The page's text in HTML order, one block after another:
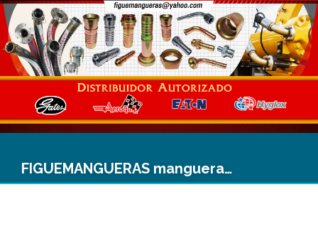
FIGUEMANGUERAS mangueras industriales